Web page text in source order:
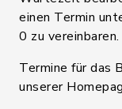
einen Termin
0 zu vereinbaren.
Termine für das
unserer